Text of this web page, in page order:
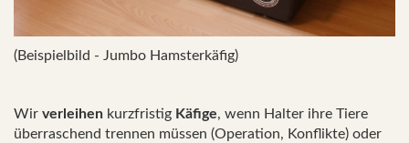
(Beispielbild - Jumbo Hamsterkäfig)
Wir verleihen kurzfristig Käfige, wenn Halter ihre Tiere
überraschend trennen müssen (Operation, Konflikte) oder